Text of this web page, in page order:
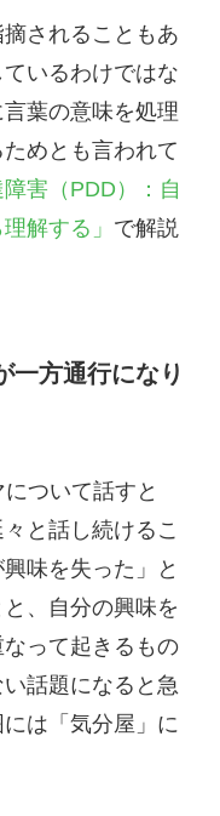
されることもあ
いるわけではな
葉の意味を処理
めとも言われて
障害（PDD）：自
解する」 で解説
一方通行になり
ついて話すと
と話し続けるこ
味を失った」と
、自分の興味を
って起きるもの
話題になると急
は「気分屋」に